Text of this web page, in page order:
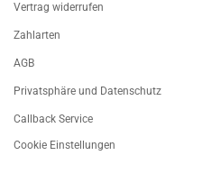
Vertrag widerrufen
Zahlarten
AGB
Privatsphäre und Datenschutz
Callback Service
Cookie Einstellungen